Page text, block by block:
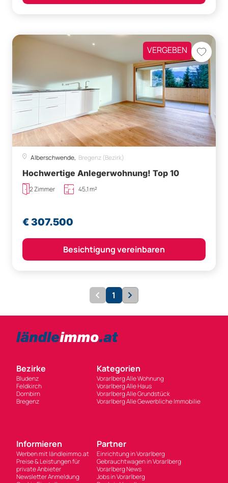
VERGEBEN
Alberschwende, Bregenz (Bezirk)
Hochwertige Anlegerwohnung! Top 10
2 Zimmer 45,1 m²
€ 307.500
Besichtigung vereinbaren
1
Bezirke
Bludenz
Feldkirch
Dornbirn
Bregenz
Kategorien
Vorarlberg Alle Wohnung
Vorarlberg Alle Haus
Vorarlberg Alle Grundstück
Vorarlberg Alle Gewerbliche Immobilie
Informieren
Werben mit ländleimmo.at
Preise & Leistungen für
private Anbieter
Newsletter Anmeldung
Partner
Einrichtung in Vorarlberg
Gebrauchtwagen in Vorarlberg
Vorarlberg News
Jobs in Vorarlberg